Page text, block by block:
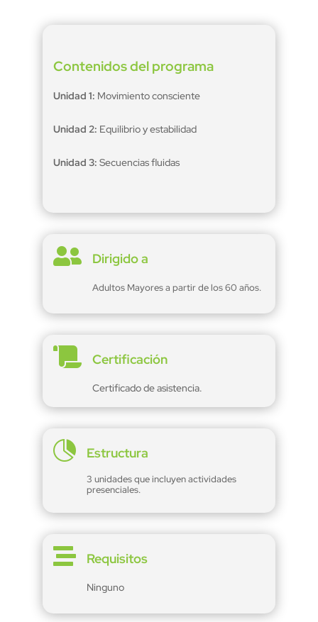
Contenidos del programa
Unidad 1: Movimiento consciente
Unidad 2: Equilibrio y estabilidad
Unidad 3: Secuencias fluidas
 Dirigido a
Adultos Mayores a partir de los 60 años.
 Certificación
Certificado de asistencia.
 Estructura
3 unidades que incluyen actividades
presenciales.
 Requisitos
Ninguno